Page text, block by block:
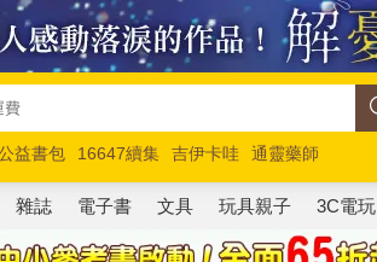
益書包 16647續集 吉伊卡哇
通靈藥師
斯克 玩具總動員5 超慢跑
雜誌 電子書 文具 玩具親子 3C電玩